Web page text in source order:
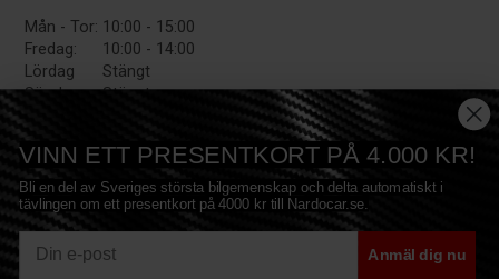
Mån - Tor: 10:00 - 15:00
Fredag:
10:00 - 14:00
Lördag
Stängt
Söndag:
Stängt
VINN ETT PRESENTKORT PÅ 4.000 KR!
Bli en del av Sveriges största bilgemenskap och delta automatiskt i
tävlingen om ett presentkort på 4000 kr till Nardocar.se.
Anmäl dig nu